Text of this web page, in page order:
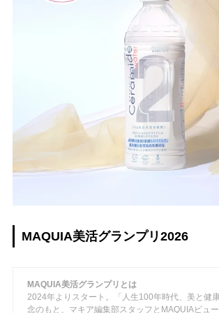
MAQUIA美活グランプリ2026
MAQUIA美活グランプリとは
2024年よりスタート。「人生100年時代、美と健
念のもと、マキア編集部スタッフとMAQUIAビュ